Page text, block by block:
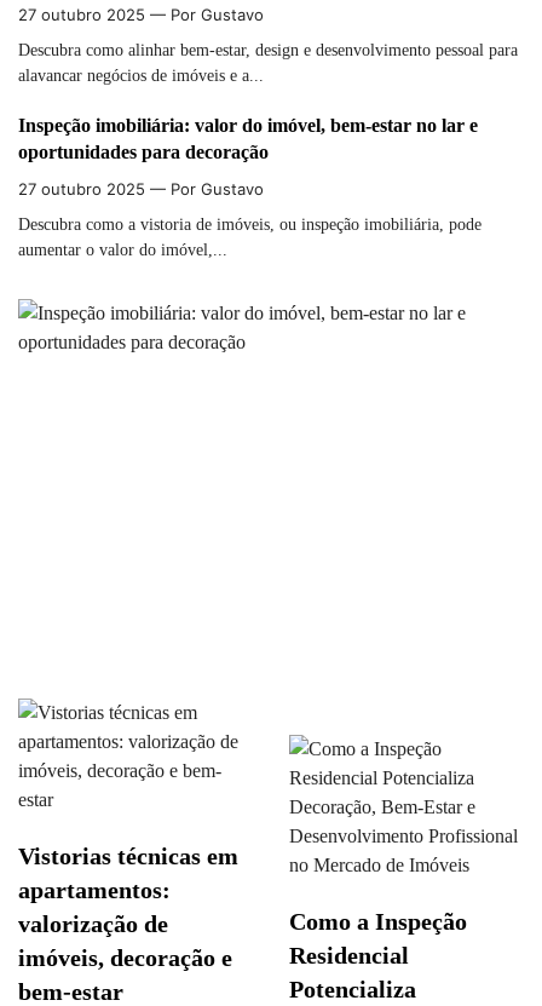
27 outubro 2025 — Por Gustavo
Descubra como alinhar bem-estar, design e desenvolvimento pessoal para
alavancar negócios de imóveis e a...
Inspeção imobiliária: valor do imóvel, bem-estar no lar e
oportunidades para decoração
27 outubro 2025 — Por Gustavo
Descubra como a vistoria de imóveis, ou inspeção imobiliária, pode
aumentar o valor do imóvel,...
Vistorias técnicas em
apartamentos:
valorização de
imóveis, decoração e
bem-estar
Como a Inspeção
Residencial
Potencializa